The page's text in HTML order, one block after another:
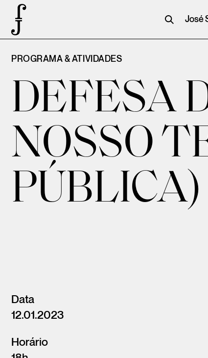
José
PROGRAMA & ATIVIDADES
DEFESA
NOSSO
PÚBLICA)
Data
12.01.2023
Horário